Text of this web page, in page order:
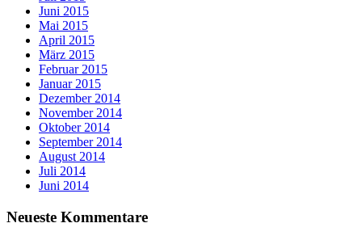
Juni 2015
Mai 2015
April 2015
März 2015
Februar 2015
Januar 2015
Dezember 2014
November 2014
Oktober 2014
September 2014
August 2014
Juli 2014
Juni 2014
Neueste Kommentare